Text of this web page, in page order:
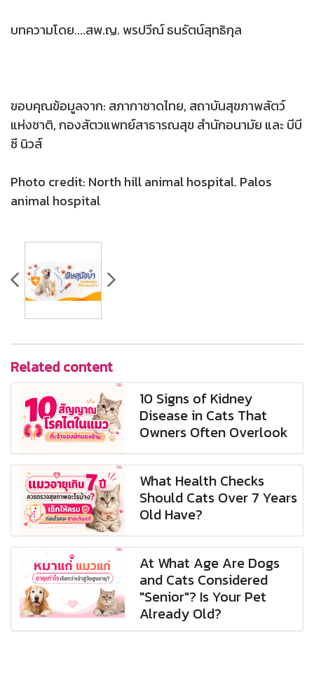
บทความโดย....สพ.ญ. พรปวีณ์ ธนรัตน์สุทธิกุล
ขอบคุณข้อมูลจาก: สภากาชาดไทย, สถาบันสุขภาพสัตว์
แห่งชาติ, กองสัตวแพทย์สาธารณสุข สำนักอนามัย และ บีบี
ซี นิวส์
Photo credit: North hill animal hospital. Palos
animal hospital
Related content
10 Signs of Kidney
Disease in Cats That
Owners Often Overlook
What Health Checks
Should Cats Over 7 Years
Old Have?
At What Age Are Dogs
and Cats Considered
"Senior"? Is Your Pet
Already Old?